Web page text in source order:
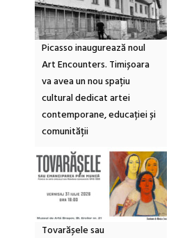
Picasso inaugurează noul
Art Encounters. Timișoara
va avea un nou spațiu
cultural dedicat artei
contemporane, educației și
comunității
Tovarășele sau